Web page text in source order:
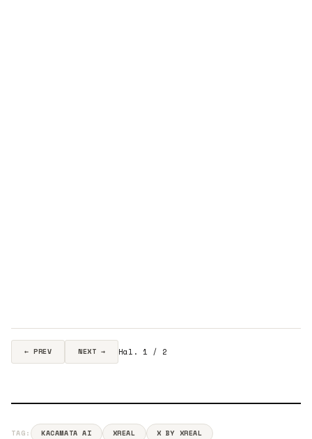
← PREV NEXT → Hal. 1 / 2
TAG: KACAMATA AI XREAL X BY XREAL